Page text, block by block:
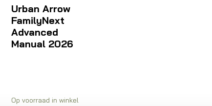
Urban Arrow
FamilyNext
Advanced
Manual 2026
Op voorraad in winkel